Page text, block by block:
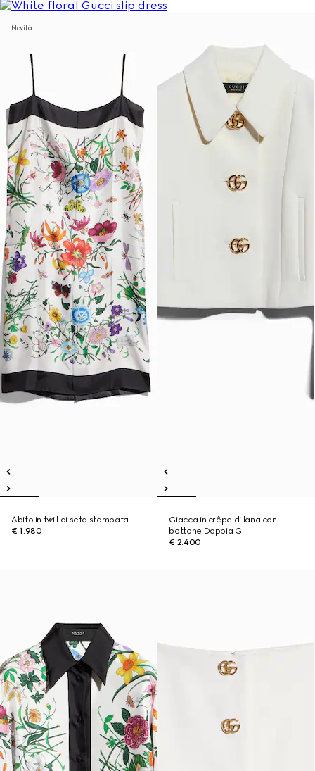
Novità
Abito in twill di seta stampata
€ 1.980
Giacca in crêpe di lana con
bottone Doppia G
€ 2.400